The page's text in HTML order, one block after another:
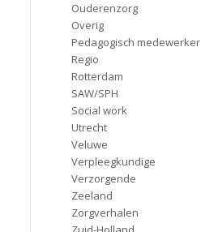
Ouderenzorg
Overig
Pedagogisch medewerker
Regio
Rotterdam
SAW/SPH
Social work
Utrecht
Veluwe
Verpleegkundige
Verzorgende
Zeeland
Zorgverhalen